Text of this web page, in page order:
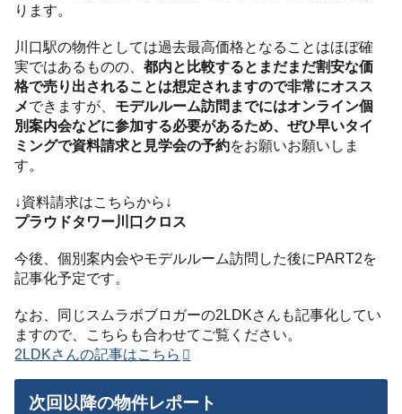
ります。
川口駅の物件としては過去最高価格となることはほぼ確
実ではあるものの、都内と比較するとまだまだ割安な価
格で売り出されることは想定されますので非常にオスス
メできますが、 モデルルーム訪問までにはオンライン個
別案内会などに参加する必要があるため、ぜひ早いタイ
ミングで資料請求と見学会の予約をお願いお願いしま
す。
↓資料請求はこちらから↓
プラウドタワー川口クロス
今後、個別案内会やモデルルーム訪問した後にPART2を
記事化予定です。
なお、同じスムラボブロガーの2LDKさんも記事化してい
ますので、こちらも合わせてご覧ください。
2LDKさんの記事はこちら
次回以降の物件レポート